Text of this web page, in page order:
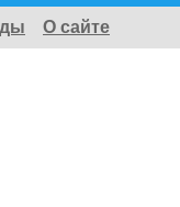
О сайте